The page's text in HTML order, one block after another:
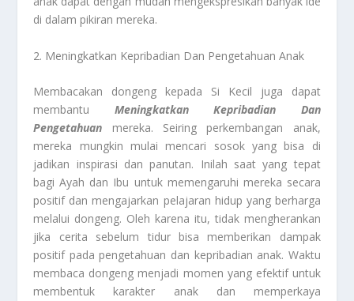
di dalam pikiran mereka.
2. Meningkatkan Kepribadian Dan Pengetahuan Anak
Membacakan dongeng kepada Si Kecil juga dapat
membantu Meningkatkan Kepribadian Dan
Pengetahuan mereka. Seiring perkembangan anak,
mereka mungkin mulai mencari sosok yang bisa di
jadikan inspirasi dan panutan. Inilah saat yang tepat
bagi Ayah dan Ibu untuk memengaruhi mereka secara
positif dan mengajarkan pelajaran hidup yang berharga
melalui dongeng. Oleh karena itu, tidak mengherankan
jika cerita sebelum tidur bisa memberikan dampak
positif pada pengetahuan dan kepribadian anak. Waktu
membaca dongeng menjadi momen yang efektif untuk
membentuk karakter anak dan memperkaya